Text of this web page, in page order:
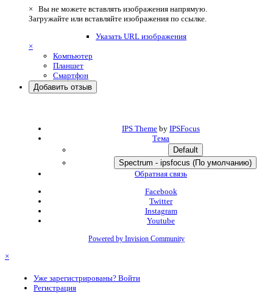
× Вы не можете вставлять изображения напрямую.
Загружайте или вставляйте изображения по ссылке.
Указать URL изображения
×
Компьютер
Планшет
Смартфон
Добавить отзыв
IPS Theme by IPSFocus
Тема
Default
Spectrum - ipsfocus (По умолчанию)
Обратная связь
Facebook
Twitter
Instagram
Youtube
Powered by Invision Community
×
Уже зарегистрированы? Войти
Регистрация